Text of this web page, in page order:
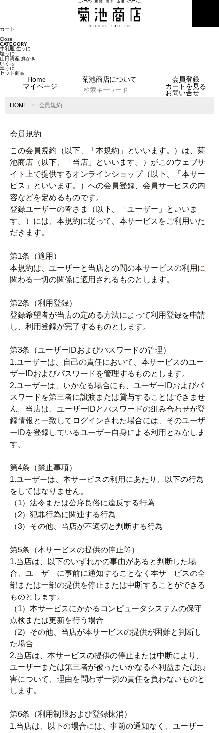
カート
Close
CATEGORY
牛乳瓶 生うに
塩うに
山田湾産 鮮かき
いくら
焼うに
セット商品
Home 菊池商店について
会員登録
マイページ
カートを見る
お問い合せ
HOME 会員規約
会員規約
この会員規約（以下、「本規約」といいます。）は、菊
池商店（以下、「当店」といいます。）がこのウェブサ
イト上で提供するオンラインショップ（以下、「本サー
ビス」といいます。）への会員登録、会員サービスの内
容などを定めるものです。
登録ユーザーの皆さま（以下、「ユーザー」といいま
す。）には、本規約に従って、本サービスをご利用いた
だきます。
第1条（適用）
本規約は、ユーザーと当店との間の本サービスの利用に
関わる一切の関係に適用されるものとします。
第2条（利用登録）
登録希望者が当店の定める方法によって利用登録を申請
し、利用登録が完了するものとします。
第3条（ユーザーIDおよびパスワードの管理）
1.ユーザーは、自己の責任において、本サービスのユー
ザーIDおよびパスワードを管理するものとします。
2.ユーザーは、いかなる場合にも、ユーザーIDおよびパ
スワードを第三者に譲渡または貸与することはできませ
ん。当店は、ユーザーIDとパスワードの組み合わせが登
録情報と一致してログインされた場合には、そのユーザ
ーIDを登録しているユーザー自身による利用とみなしま
す。
第4条（禁止事項）
1.ユーザーは、本サービスの利用にあたり、以下の行為
をしてはなりません。
（1）法令または公序良俗に違反する行為
（2）犯罪行為に関連する行為
（3）その他、当店が不適切と判断する行為
第5条（本サービスの提供の停止等）
1.当店は、以下のいずれかの事由があると判断した場
合、ユーザーに事前に通知することなく本サービスの全
部または一部の提供を停止または中断することができる
ものとします。
（1）本サービスにかかるコンピュータシステムの保守
点検または更新を行う場合
（2）その他、当店が本サービスの提供が困難と判断し
た場合
2.当店は、本サービスの提供の停止または中断により、
ユーザーまたは第三者が被ったいかなる不利益または損
害について、理由を問わず一切の責任を負わないものと
します。
第6条（利用制限および登録抹消）
1.当店は、以下の場合には、事前の通知なく、ユーザー